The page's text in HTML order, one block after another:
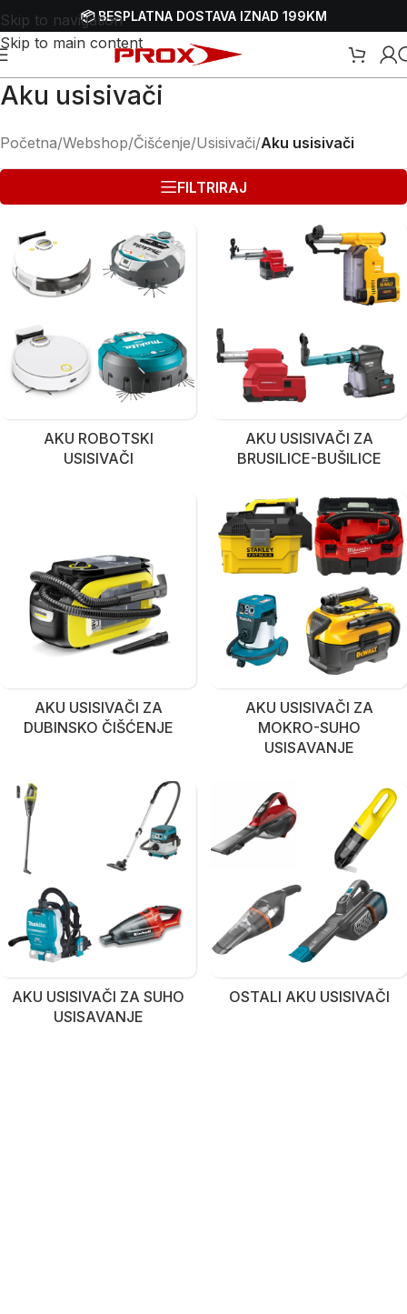
Skip to navigation
Skip to main content
📦 BESPLATNA DOSTAVA IZNAD 199KM
Aku usisivači
Početna/Webshop/Čišćenje/Usisivači/Aku usisivači
FILTRIRAJ
AKU ROBOTSKI
USISIVAČI
AKU USISIVAČI ZA
BRUSILICE-BUŠILICE
AKU USISIVAČI ZA
DUBINSKO ČIŠĆENJE
AKU USISIVAČI ZA
MOKRO-SUHO
USISAVANJE
AKU USISIVAČI ZA SUHO
USISAVANJE
OSTALI AKU USISIVAČI